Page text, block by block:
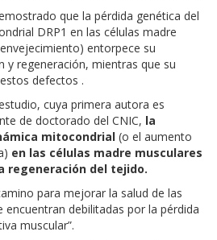
que la pérdida genética del
DRP1 en las células madre
entorpece su
y regeneración, mientras que su
defectos .
cuya primera autora es
de doctorado del CNIC, la
mitocondrial (o el aumento
en las células madre musculares
regeneración del tejido.
para mejorar la salud de las
encuentran debilitadas por la pérdida
muscular”.